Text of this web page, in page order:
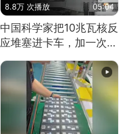
8.8万 次播放 05:04
中国科学家把10兆瓦核反
应堆塞进卡车，加一次燃
料能跑几十年